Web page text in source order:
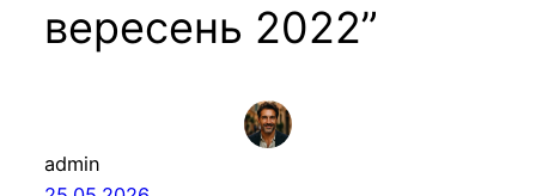
вересень 2022”
admin